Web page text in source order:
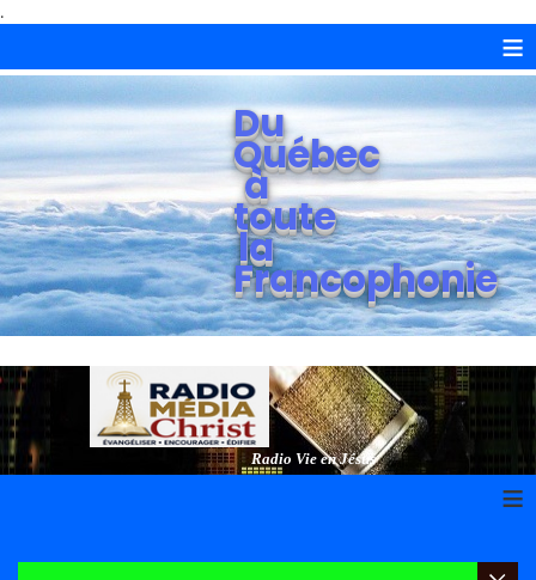
.
≡
Du
Québec
à
toute
la
Francophonie
Radio Vie en Jésus
≡